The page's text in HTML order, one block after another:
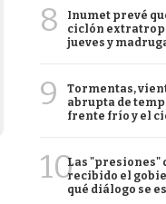
8
Inumet prevé
ciclón
jueves y
9
Tormentas,
abrupta de
frente frío y el
10Las "presiones"
recibido el
qué diálogo se